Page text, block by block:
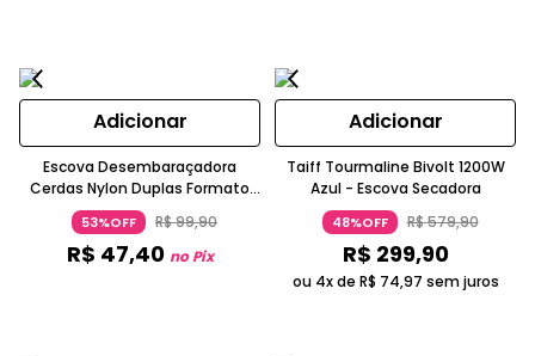
Adicionar
Escova Desembaraçadora
Cerdas Nylon Duplas Formato
Côncavo Amarela Neon OCEANE
53%OFF R$99,90
R$ 47,40 no Pix
Adicionar
Taiff Tourmaline Bivolt 1200W
Azul - Escova Secadora
48%OFF R$579,90
R$ 299,90
ou 4x de R$ 74,97 sem juros